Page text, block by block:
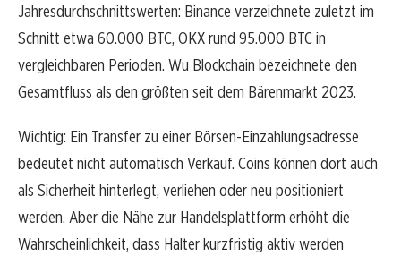
Jahresdurchschnittswerten: Binance verzeichnete zuletzt im
Schnitt etwa 60.000 BTC, OKX rund 95.000 BTC in
vergleichbaren Perioden. Wu Blockchain bezeichnete den
Gesamtfluss als den größten seit dem Bärenmarkt 2023.
Wichtig: Ein Transfer zu einer Börsen-Einzahlungsadresse
bedeutet nicht automatisch Verkauf. Coins können dort auch
als Sicherheit hinterlegt, verliehen oder neu positioniert
werden. Aber die Nähe zur Handelsplattform erhöht die
Wahrscheinlichkeit, dass Halter kurzfristig aktiv werden